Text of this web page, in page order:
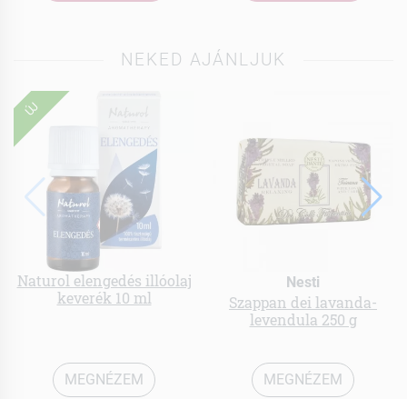
NEKED AJÁNLJUK
ÚJ
Naturol elengedés illóolaj
keverék 10 ml
MEGNÉZEM
Nesti
Szappan dei lavanda-
levendula 250 g
MEGNÉZEM